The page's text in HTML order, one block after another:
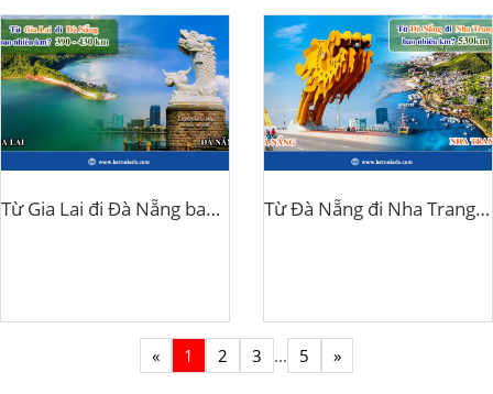
Từ Gia Lai đi Đà Nẵng bao nhiêu km? Từ Đà Nẵng đi Nha Trang bao nhiêu km?
« 1 2 3 ... 5 »